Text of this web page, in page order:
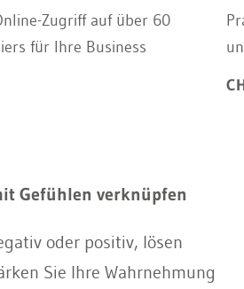
Zugriff auf über 60
für Ihre Business
Gefühlen verknüpfen
oder positiv, lösen
Sie Ihre Wahrnehmung